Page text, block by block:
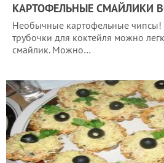
КАРТОФЕЛЬНЫЕ СМАЙЛИКИ
Необычные картофельные
трубочки для коктейля можно
смайлик. Можно…